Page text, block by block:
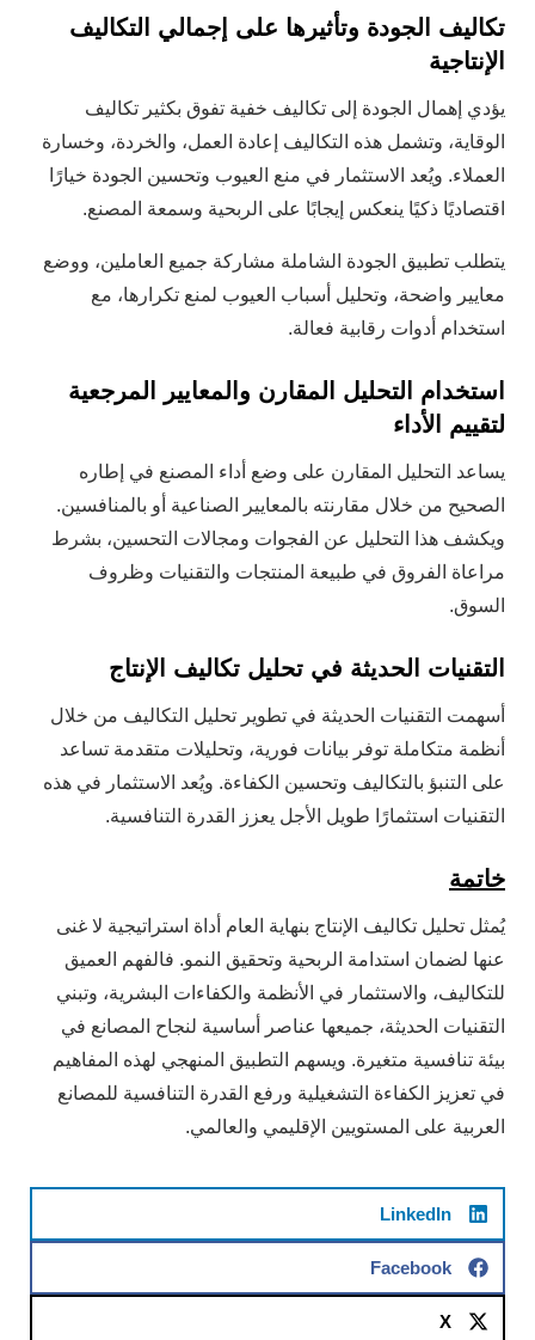
تكاليف الجودة وتأثيرها على إجمالي التكاليف
الإنتاجية
يؤدي إهمال الجودة إلى تكاليف خفية تفوق بكثير تكاليف
الوقاية، وتشمل هذه التكاليف إعادة العمل، والخردة، وخسارة
العملاء. ويُعد الاستثمار في منع العيوب وتحسين الجودة خيارًا
اقتصاديًا ذكيًا ينعكس إيجابًا على الربحية وسمعة المصنع.
يتطلب تطبيق الجودة الشاملة مشاركة جميع العاملين، ووضع
معايير واضحة، وتحليل أسباب العيوب لمنع تكرارها، مع
استخدام أدوات رقابية فعالة.
استخدام التحليل المقارن والمعايير المرجعية
لتقييم الأداء
يساعد التحليل المقارن على وضع أداء المصنع في إطاره
الصحيح من خلال مقارنته بالمعايير الصناعية أو بالمنافسين.
ويكشف هذا التحليل عن الفجوات ومجالات التحسين، بشرط
مراعاة الفروق في طبيعة المنتجات والتقنيات وظروف
السوق.
التقنيات الحديثة في تحليل تكاليف الإنتاج
أسهمت التقنيات الحديثة في تطوير تحليل التكاليف من خلال
أنظمة متكاملة توفر بيانات فورية، وتحليلات متقدمة تساعد
على التنبؤ بالتكاليف وتحسين الكفاءة. ويُعد الاستثمار في هذه
التقنيات استثمارًا طويل الأجل يعزز القدرة التنافسية.
خاتمة
يُمثل تحليل تكاليف الإنتاج بنهاية العام أداة استراتيجية لا غنى
عنها لضمان استدامة الربحية وتحقيق النمو. فالفهم العميق
للتكاليف، والاستثمار في الأنظمة والكفاءات البشرية، وتبني
التقنيات الحديثة، جميعها عناصر أساسية لنجاح المصانع في
بيئة تنافسية متغيرة. ويسهم التطبيق المنهجي لهذه المفاهيم
في تعزيز الكفاءة التشغيلية ورفع القدرة التنافسية للمصانع
العربية على المستويين الإقليمي والعالمي.
LinkedIn
Facebook
X